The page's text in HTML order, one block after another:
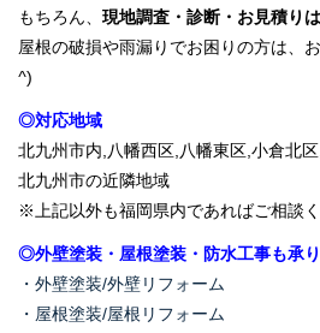
もちろん、 現地調査・診断・お見積り
屋根の破損や雨漏りでお困りの方は、
^)
◎対応地域
北九州市内,八幡西区,八幡東区,小倉北
北九州市の近隣地域
※上記以外も福岡県内であればご相談
◎外壁塗装・屋根塗装・防水工事も承
・外壁塗装/外壁リフォーム
・屋根塗装/屋根リフォーム